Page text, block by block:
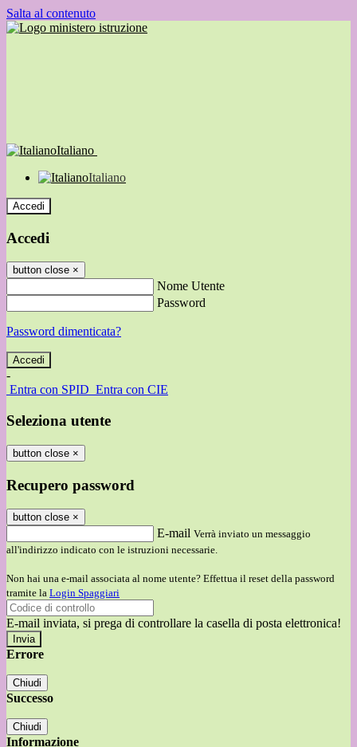
Salta al contenuto
Italiano
Italiano
Accedi
Accedi
button close ×
Nome Utente
Password
Password dimenticata?
-
Entra con SPID Entra con CIE
Seleziona utente
button close ×
Recupero password
button close ×
E-mail Verrà inviato un messaggio
all'indirizzo indicato con le istruzioni necessarie.
Non hai una e-mail associata al nome utente? Effettua il reset della password
tramite la Login Spaggiari
E-mail inviata, si prega di controllare la casella di posta elettronica!
Errore
Chiudi
Successo
Chiudi
Informazione